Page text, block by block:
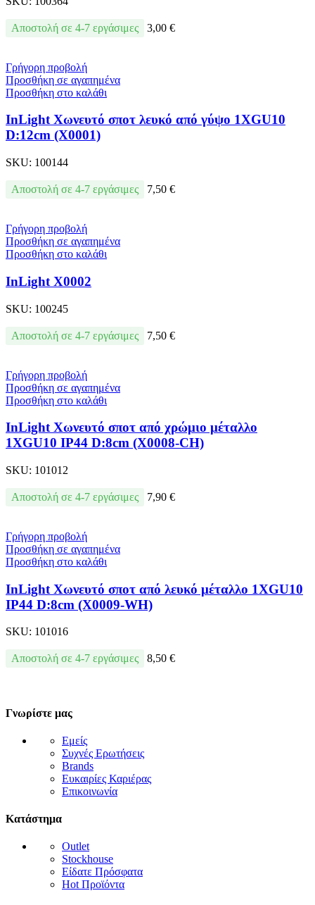
Αποστολή σε 4-7 εργάσιμες 3,00 €
Γρήγορη προβολή
Προσθήκη σε αγαπημένα
Προσθήκη στο καλάθι
InLight Χωνευτό σποτ λευκό από γύψο 1XGU10
D:12cm (Χ0001)
SKU: 100144
Αποστολή σε 4-7 εργάσιμες 7,50 €
Γρήγορη προβολή
Προσθήκη σε αγαπημένα
Προσθήκη στο καλάθι
InLight Χ0002
SKU: 100245
Αποστολή σε 4-7 εργάσιμες 7,50 €
Γρήγορη προβολή
Προσθήκη σε αγαπημένα
Προσθήκη στο καλάθι
InLight Χωνευτό σποτ από χρώμιο μέταλλο
1XGU10 IP44 D:8cm (Χ0008-CH)
SKU: 101012
Αποστολή σε 4-7 εργάσιμες 7,90 €
Γρήγορη προβολή
Προσθήκη σε αγαπημένα
Προσθήκη στο καλάθι
InLight Χωνευτό σποτ από λευκό μέταλλο 1XGU10
IP44 D:8cm (Χ0009-WH)
SKU: 101016
Αποστολή σε 4-7 εργάσιμες 8,50 €
Γνωρίστε μας
Εμείς
Συχνές Ερωτήσεις
Brands
Ευκαιρίες Καριέρας
Επικοινωνία
Κατάστημα
Outlet
Stockhouse
Είδατε Πρόσφατα
Hot Προϊόντα